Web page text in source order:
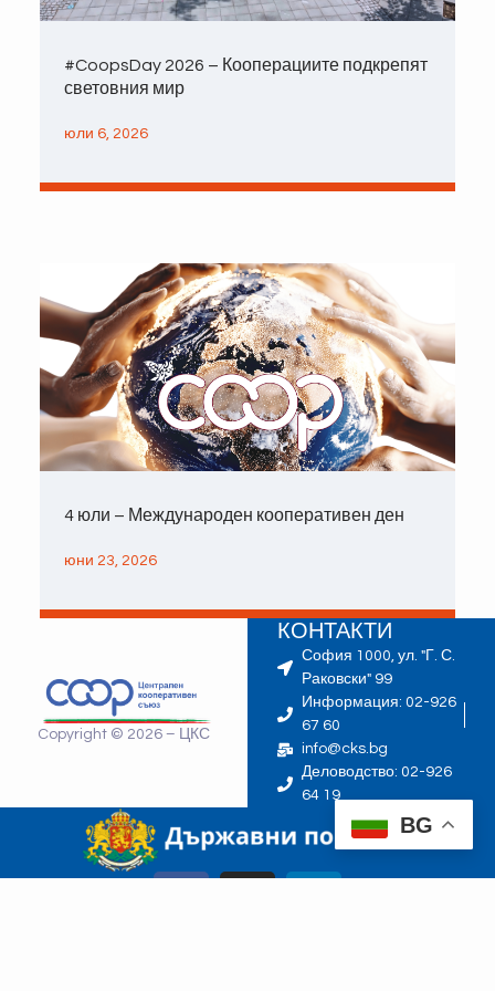
#CoopsDay 2026 – Кооперациите подкрепят
световния мир
юли 6, 2026
4 юли – Международен кооперативен ден
юни 23, 2026
Copyright © 2026 – ЦКС
КОНТАКТИ
София 1000, ул. "Г. С.
Раковски" 99
Информация: 02-926
67 60
info@cks.bg
Деловодство: 02-926
64 19
BG